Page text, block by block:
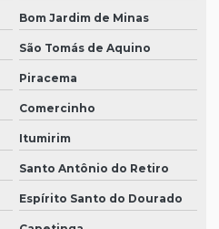
Bom Jardim de Minas
São Tomás de Aquino
Piracema
Comercinho
Itumirim
Santo Antônio do Retiro
Espírito Santo do Dourado